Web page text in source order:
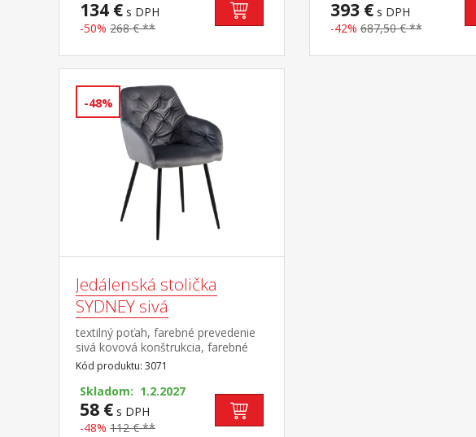
134 € s DPH
-50% 268 € **
393 €s DPH
-42% 687,50 € **
-48%
Jedálenská stolička
SYDNEY sivá
textilný poťah, farebné prevedenie
sivá kovová konštrukcia, farebné
prevedenie čierna
Kód produktu: 3071
Skladom: 1.2.2027
58 € s DPH
-48% 112 € **